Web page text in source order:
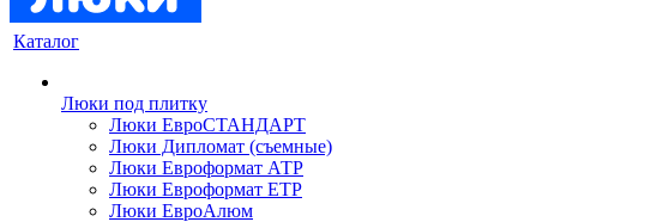
Каталог
Люки под плитку
Люки ЕвроСТАНДАРТ
Люки Дипломат (съемные)
Люки Евроформат АТР
Люки Евроформат ЕТР
Люки ЕвроАлюм